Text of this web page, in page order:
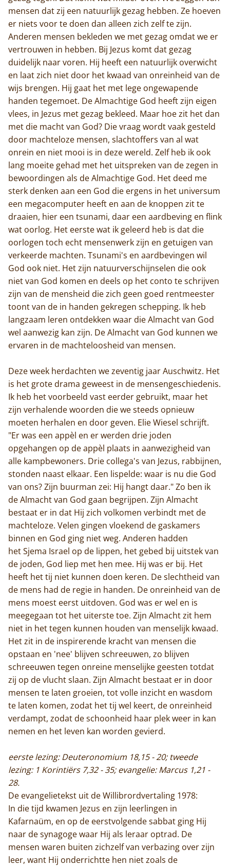
Home
Trappisten
De abdij
Actueel
Monnik worden
Contact
mensen dat zij een natuurlijk gezag hebben. Ze hoeven
er niets voor te doen dan alleen zich zelf te zijn.
Anderen mensen bekleden we met gezag omdat we er
vertrouwen in hebben. Bij Jezus komt dat gezag
duidelijk naar voren. Hij heeft een natuurlijk overwicht
en laat zich niet door het kwaad van onreinheid van de
wijs brengen. Hij gaat het met lege ongewapende
handen tegemoet. De Almachtige God heeft zijn eigen
vlees, in Jezus met gezag bekleed. Maar hoe zit het dan
met die macht van God? Die vraag wordt vaak gesteld
door machteloze mensen, slachtoffers van al wat
onrein en niet mooi is in deze wereld. Zelf heb ik ook
lang moeite gehad met het uitspreken van de zegen in
bewoordingen als de Almachtige God. Het deed me
sterk denken aan een God die ergens in het universum
een megacomputer heeft en aan de knoppen zit te
draaien, hier een tsunami, daar een aardbeving en flink
wat oorlog. Het eerste wat ik geleerd heb is dat die
oorlogen toch echt mensenwerk zijn en getuigen van
verkeerde machten. Tsunami's en aardbevingen wil
God ook niet. Het zijn natuurverschijnselen die ook
niet van God komen en deels op het conto te schrijven
zijn van de mensheid die zich geen goed rentmeester
toont van de in handen gekregen schepping. Ik heb
langzaam leren ontdekken waar die Almacht van God
wel aanwezig kan zijn. De Almacht van God kunnen we
ervaren in de machteloosheid van mensen.
Deze week herdachten we zeventig jaar Auschwitz. Het
is het grote drama geweest in de mensengeschiedenis.
Ik heb het voorbeeld vast eerder gebruikt, maar het
zijn verhalende woorden die we steeds opnieuw
moeten herhalen en door geven. Elie Wiesel schrijft.
"Er was een appèl en er werden drie joden
opgehangen op de appèl plaats in aanwezigheid van
alle kampbewoners. Drie collega's van Jezus, rabbijnen,
stonden naast elkaar. Een lispelde: waar is nu die God
van ons? Zijn buurman zei: Hij hangt daar." Zo ben ik
de Almacht van God gaan begrijpen. Zijn Almacht
bestaat er in dat Hij zich volkomen verbindt met de
machteloze. Velen gingen vloekend de gaskamers
binnen en God ging niet weg. Anderen hadden
het Sjema Israel op de lippen, het gebed bij uitstek van
de joden, God liep met hen mee. Hij was er bij. Het
heeft het tij niet kunnen doen keren. De slechtheid van
de mens had de regie in handen. De onreinheid van de
mens moest eerst uitdoven. God was er wel en is
meegegaan tot het uiterste toe. Zijn Almacht zit hem
niet in het tegen kunnen houden van menselijk kwaad.
Het zit in de inspirerende kracht van mensen die
opstaan en 'nee' blijven schreeuwen, zo blijven
schreeuwen tegen onreine menselijke geesten totdat
zij op de vlucht slaan. Zijn Almacht bestaat er in door
mensen te laten groeien, tot volle inzicht en wasdom
te laten komen, zodat het tij wel keert, de onreinheid
verdampt, zodat de schoonheid haar plek weer in kan
nemen en het leven kan worden gevierd.
eerste lezing: Deuteronomium 18,15 - 20; tweede
lezing: 1 Korintiërs 7,32 - 35; evangelie: Marcus 1,21 -
28.
De evangelietekst uit de Willibrordvertaling 1978:
In die tijd kwamen Jezus en zijn leerlingen in
Kafarnaüm, en op de eerstvolgende sabbat ging Hij
naar de synagoge waar Hij als leraar optrad. De
mensen waren buiten zichzelf van verbazing over zijn
leer, want Hij onderrichtte hen niet zoals de